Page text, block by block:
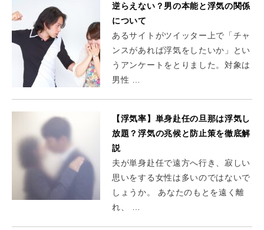
逆らえない？男の本能と浮気の関係
について
あるサイトがツイッター上で「チャ
ンスがあれば浮気をしたいか」とい
うアンケートをとりました。対象は
男性 …
【浮気率】単身赴任の旦那は浮気し
放題？浮気の兆候と防止策を徹底解
説
夫が単身赴任で遠方へ行き、寂しい
思いをする女性は多いのではないで
しょうか。 あなたのもとを遠く離
れ、 …